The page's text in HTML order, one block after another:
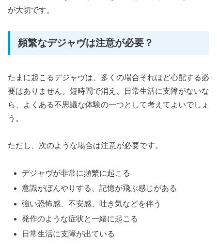
が大切です。
頻繁なデジャヴは注意が必要？
たまに起こるデジャヴは、多くの場合それほど心配する必
要はありません。短時間で消え、日常生活に支障がないな
ら、よくある不思議な体験の一つとして考えてよいでしょ
う。
ただし、次のような場合は注意が必要です。
デジャヴが非常に頻繁に起こる
意識がぼんやりする、記憶が飛ぶ感じがある
強い恐怖感、不安感、吐き気などを伴う
発作のような症状と一緒に起こる
日常生活に支障が出ている